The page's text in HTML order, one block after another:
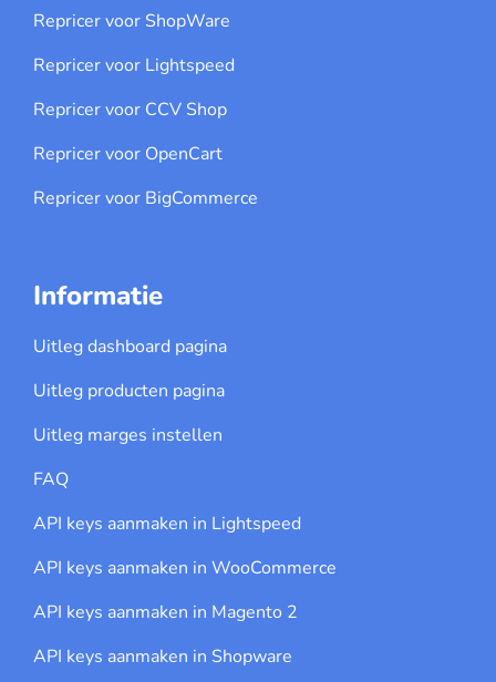
Repricer voor ShopWare
Repricer voor Lightspeed
Repricer voor CCV Shop
Repricer voor OpenCart
Repricer voor BigCommerce
Informatie
Uitleg dashboard pagina
Uitleg producten pagina
Uitleg marges instellen
FAQ
API keys aanmaken in Lightspeed
API keys aanmaken in WooCommerce
API keys aanmaken in Magento 2
API keys aanmaken in Shopware